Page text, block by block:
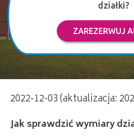
działki?
ZAREZERWUJ
2022-12-03 (aktualizacja:
Jak sprawdzić wymiary działki |